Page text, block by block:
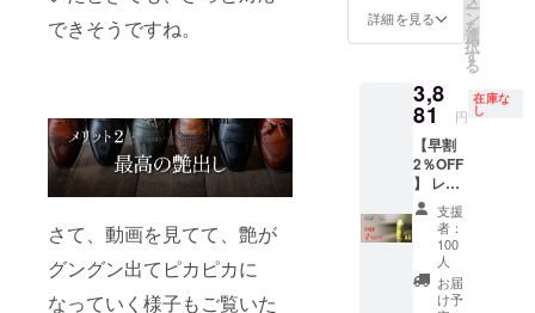
できそうですね。
さて、動画を見てて、艶が
グングン出てピカピカに
なっていく様子もご覧いた
料無料
の販売
予定価
格に対
するも
ので
す。
内容 ・
シュ60
セカン
ズ」×1
本パッ
ケージ
■一般販
売予定
価格
3,960円
(消費税
等込み)
※税込・
詳細を見る ー
ン
を
選
択
す
る
3,8
81 円
在庫な
し
【早割
2％OFF
】 レ
ザー
ロー
ション
「ミ
ラーポ
リッ
支援
者：
100
人
お届
け予